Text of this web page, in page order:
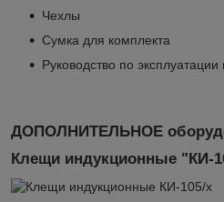
Чехлы
Сумка для комплекта
Руководство по эксплуатации
ДОПОЛНИТЕЛЬНОЕ
Клещи индукционные "КИ-